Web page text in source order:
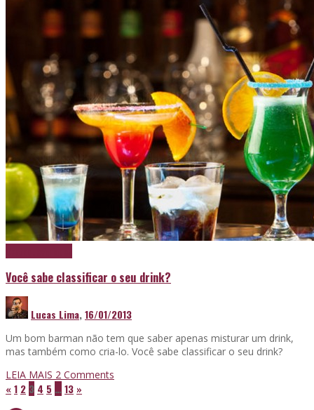
Você sabe classificar o seu drink?
Lucas Lima,16/01/2013
Um bom barman não tem que saber apenas misturar um drink,
mas também como cria-lo. Você sabe classificar o seu drink?
LEIA MAIS 2 Comments
« 1 2 3 4 5 … 13 »